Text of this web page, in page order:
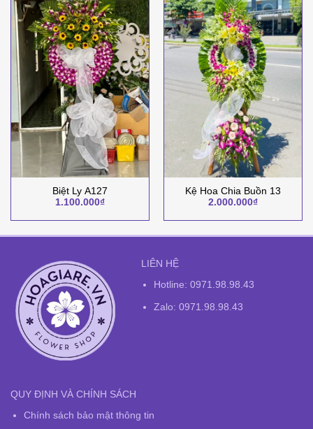
Biệt Ly A127
1.100.000₫
Kệ Hoa Chia Buồn 13
2.000.000₫
LIÊN HỆ
Hotline:0971.98.98.43
Zalo: 0971.98.98.43
QUY ĐỊNH VÀ CHÍNH SÁCH
Chính sách bảo mật thông tin